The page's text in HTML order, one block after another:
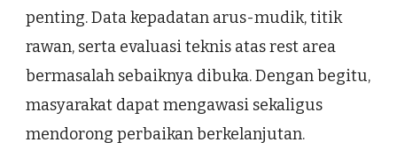
penting. Data kepadatan arus-mudik, titik
rawan, serta evaluasi teknis atas rest area
bermasalah sebaiknya dibuka. Dengan begitu,
masyarakat dapat mengawasi sekaligus
mendorong perbaikan berkelanjutan.